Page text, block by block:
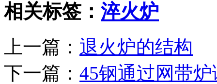
相关标签： 淬火炉
上一篇： 退火炉的结构
下一篇： 45钢通过网带